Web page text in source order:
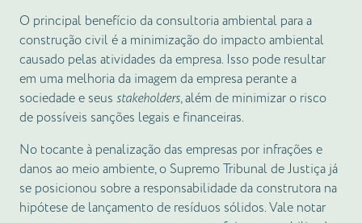
O principal benefício da consultoria ambiental para a
construção civil é a minimização do impacto ambiental
causado pelas atividades da empresa. Isso pode resultar
em uma melhoria da imagem da empresa perante a
sociedade e seus stakeholders, além de minimizar o risco
de possíveis sanções legais e financeiras.
No tocante à penalização das empresas por infrações e
danos ao meio ambiente, o Supremo Tribunal de Justiça já
se posicionou sobre a responsabilidade da construtora na
hipótese de lançamento de resíduos sólidos. Vale notar